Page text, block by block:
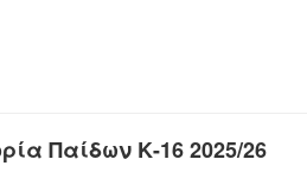
Παίδων Κ-16 2025/26